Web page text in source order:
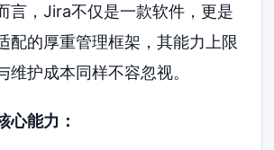
言，Jira不仅是一款软件，更是
配的厚重管理框架，其能力上限
维护成本同样不容忽视。
心能力：